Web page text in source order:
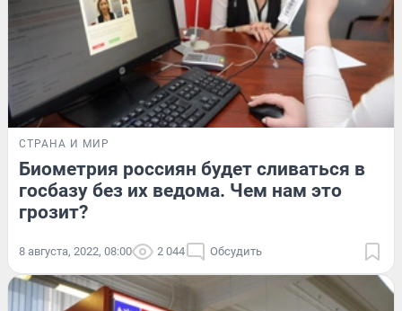
СТРАНА И МИР
Биометрия россиян будет сливаться в
госбазу без их ведома. Чем нам это
грозит?
8 августа, 2022, 08:00 2 044 Обсудить